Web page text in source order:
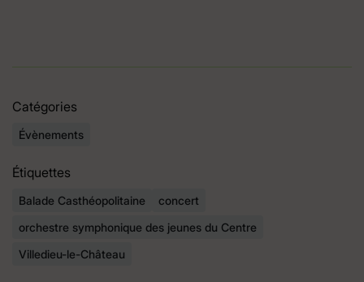
Catégories
Évènements
Étiquettes
Balade Casthéopolitaine
concert
orchestre symphonique des jeunes du Centre
Villedieu-le-Château